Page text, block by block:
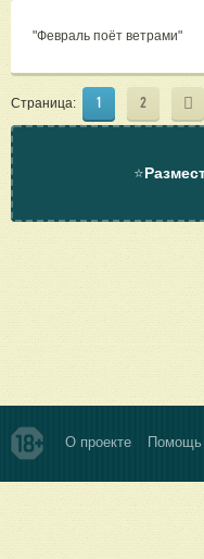
"Февраль поёт ветрами"
Страница: 1 2
⭐
О проекте Помощь